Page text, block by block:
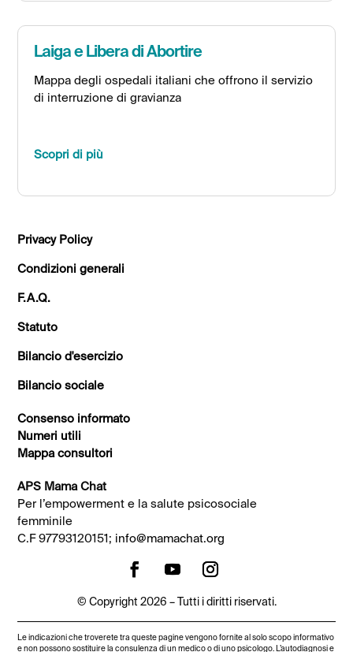
Laiga e Libera di Abortire
Mappa degli ospedali italiani che offrono il servizio
di interruzione di gravianza
Scopri di più
Privacy Policy
Condizioni generali
F.A.Q.
Statuto
Bilancio d'esercizio
Bilancio sociale
Consenso informato
Numeri utili
Mappa consultori
APS Mama Chat
Per l’empowerment e la salute psicosociale
femminile
C.F 97793120151; info@mamachat.org
© Copyright 2026 – Tutti i diritti riservati.
Le indicazioni che troverete tra queste pagine vengono fornite al solo scopo informativo
e non possono sostituire la consulenza di un medico o di uno psicologo. L’autodiagnosi e